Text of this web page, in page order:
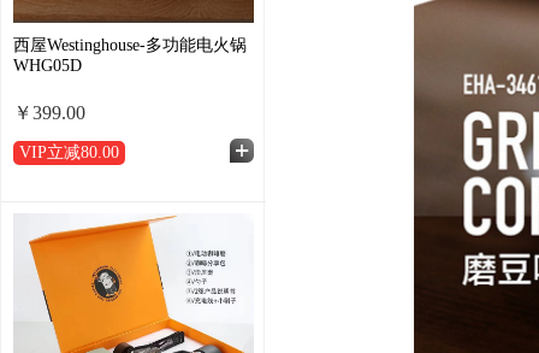
西屋Westinghouse-多功能电火锅
WHG05D
￥399.00
VIP立减80.00